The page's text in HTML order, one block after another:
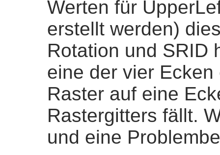
Werten für
erstellt werden)
Rotation und SRID
eine der vier
Raster auf eine
Rastergitters fällt.
und eine